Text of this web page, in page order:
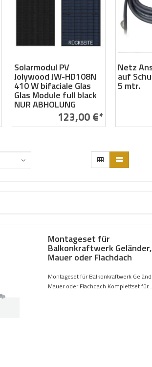
Solarmodul PV
Jolywood JW-HD108N
410 W bifaciale Glas
Glas Module full black
NUR ABHOLUNG
123,00 €*
Netz
auf
5 mtr.
Montageset für
Balkonkraftwerk Geländer,
Mauer oder Flachdach
Montageset für Balkonkraftwerk
Mauer oder Flachdach Komplettset für...